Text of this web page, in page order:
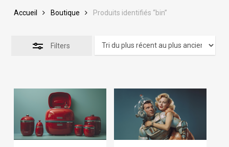
Accueil Boutique Produits identifiés “bin”
Filters